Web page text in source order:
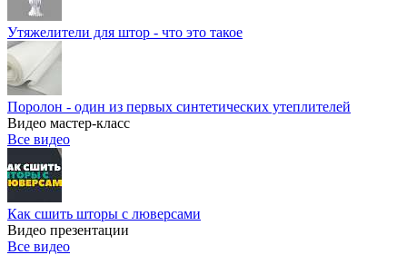
Утяжелители для штор - что это такое
Поролон - один из первых синтетических утеплителей
Видео мастер-класс
Все видео
Как сшить шторы с люверсами
Видео презентации
Все видео